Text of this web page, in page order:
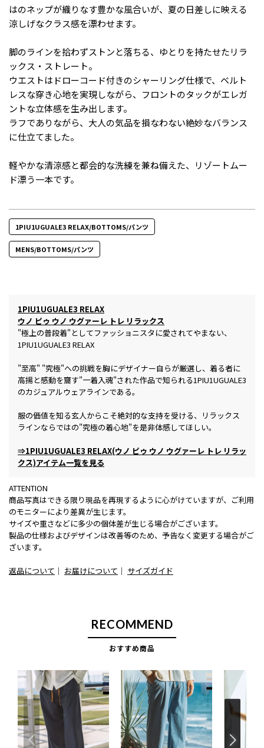
はのネップが織りなす豊かな風合いが、夏の日差しに映える
涼しげなクラス感を漂わせます。
脚のラインを拾わずストンと落ちる、ゆとりを持たせたリラ
ックス・ストレート。
ウエストはドローコード付きのシャーリング仕様で、ベルト
レスな穿き心地を実現しながら、フロントのタックがエレガ
ントな立体感を生み出します。
ラフでありながら、大人の気品を損なわない絶妙なバランス
に仕立てました。
軽やかな清涼感と都会的な洗練を兼ね備えた、リゾートムー
ド漂う一本です。
1PIU1UGUALE3 RELAX/BOTTOMS/パンツ
MENS/BOTTOMS/パンツ
1PIU1UGUALE3 RELAX
ウノ ピゥ ウノ ウグァーレ トレ リラックス
"極上の普段着"としてファッショニスタに愛されてやまない、
1PIU1UGUALE3 RELAX
"至高" "究極"への挑戦を胸にデザイナー自らが厳選し、着る者に
高揚と感動を齎す"一着入魂"された作品で知られる1PIU1UGUALE3
のカジュアルウェアラインである。
服の価値を知る玄人からこそ絶対的な支持を受ける、リラックス
ラインならではの"究極の着心地"を是非体感してほしい。
⇒1PIU1UGUALE3 RELAX(ウノ ピゥ ウノ ウグァーレ トレ リラッ
クス)アイテム一覧を見る
ATTENTION
商品写真はできる限り現品を再現するように心がけていますが、ご利用
のモニターにより差異が生じます。
サイズや重さなどに多少の個体差が生じる場合がございます。
製品の仕様およびデザインは改善等のため、予告なく変更する場合がご
ざいます。
返品について ｜ お届けについて ｜ サイズガイド
RECOMMEND
おすすめ商品